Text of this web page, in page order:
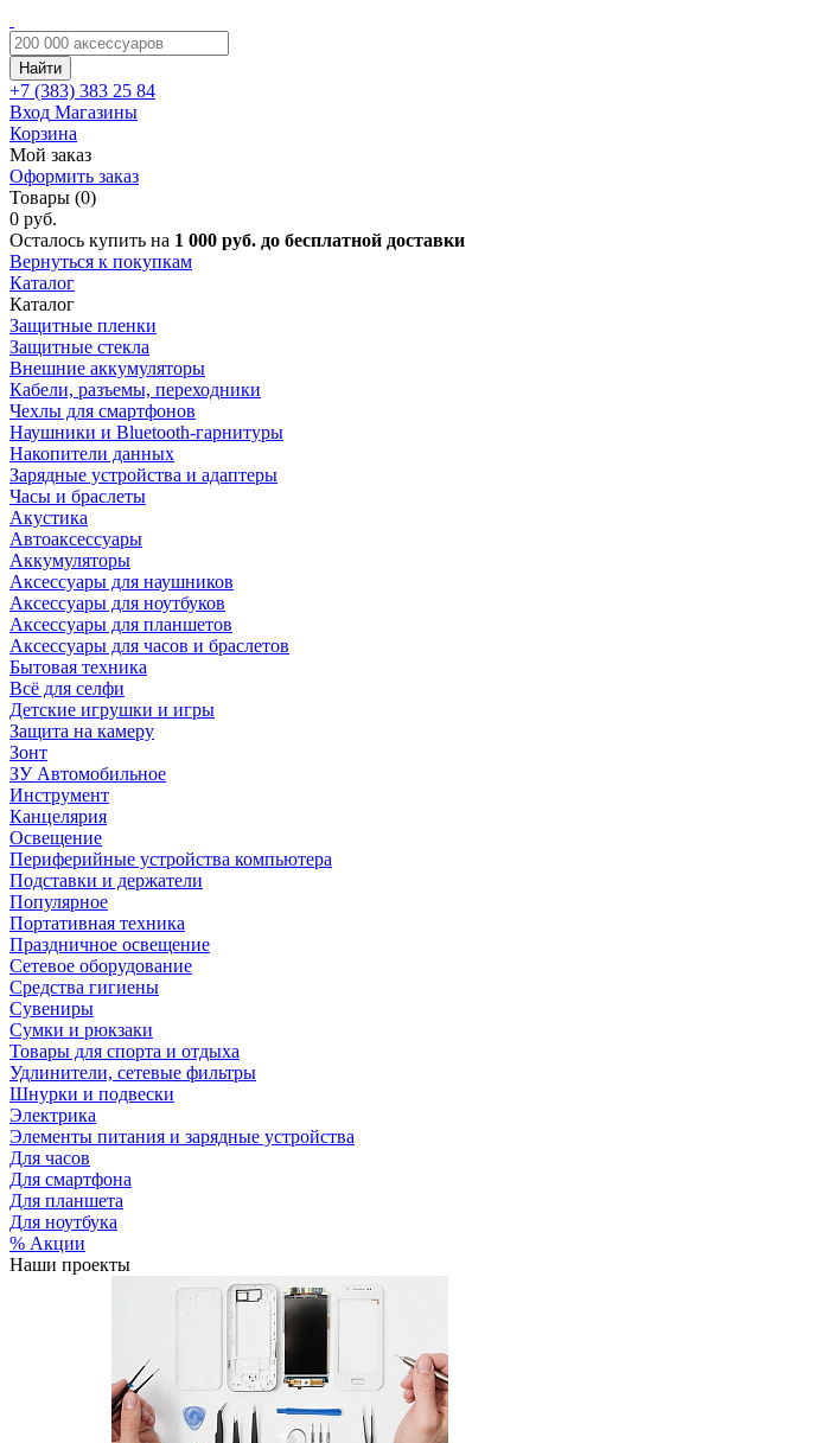
Найти
+7 (383) 383 25 84
Вход Магазины
Корзина
Мой заказ
Оформить заказ
Товары (0)
0 руб.
Осталось купить на 1 000 руб. до бесплатной доставки
Вернуться к покупкам
Каталог
Каталог
Защитные пленки
Защитные стекла
Внешние аккумуляторы
Кабели, разъемы, переходники
Чехлы для смартфонов
Наушники и Bluetooth-гарнитуры
Накопители данных
Зарядные устройства и адаптеры
Часы и браслеты
Акустика
Автоаксессуары
Аккумуляторы
Аксессуары для наушников
Аксессуары для ноутбуков
Аксессуары для планшетов
Аксессуары для часов и браслетов
Бытовая техника
Всё для селфи
Детские игрушки и игры
Защита на камеру
Зонт
ЗУ Автомобильное
Инструмент
Канцелярия
Освещение
Периферийные устройства компьютера
Подставки и держатели
Популярное
Портативная техника
Праздничное освещение
Сетевое оборудование
Средства гигиены
Сувениры
Сумки и рюкзаки
Товары для спорта и отдыха
Удлинители, сетевые фильтры
Шнурки и подвески
Электрика
Элементы питания и зарядные устройства
Для часов
Для смартфона
Для планшета
Для ноутбука
% Акции
Наши проекты